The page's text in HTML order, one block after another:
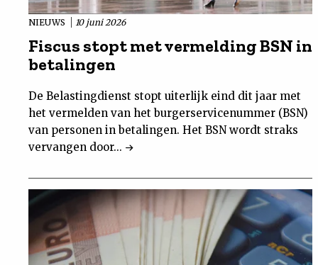
NIEUWS 10 juni 2026
Fiscus stopt met vermelding BSN in
betalingen
De Belastingdienst stopt uiterlijk eind dit jaar met
het vermelden van het burgerservicenummer (BSN)
van personen in betalingen. Het BSN wordt straks
vervangen door...